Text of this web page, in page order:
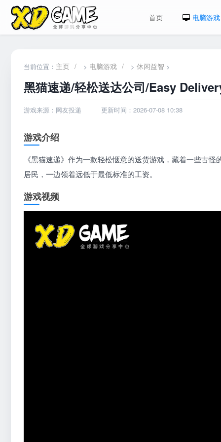
首页 电脑游戏
当前位置： 主页 / > 电脑游戏 / > 休闲益智 >
黑猫速递/轻松送达公司/Easy
游戏来源：网友投递 更新时间：2026-07-08 10:38
游戏介绍
《黑猫速递》作为一款轻松惬意的送货游戏，藏着一些古
居民，一边领着远低于最低标准的工资。
游戏视频